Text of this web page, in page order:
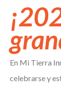
En Mi Tierra
celebrarse y